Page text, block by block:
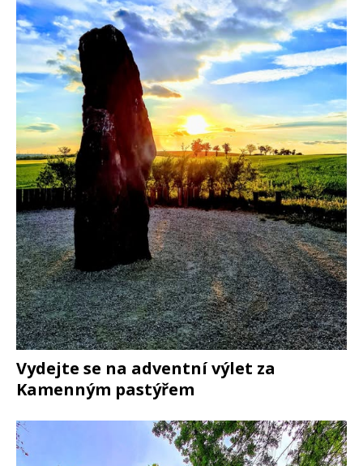
Vydejte se na adventní výlet za
Kamenným pastýřem